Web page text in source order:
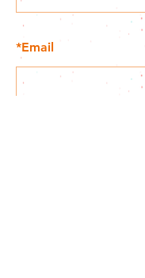
*Email